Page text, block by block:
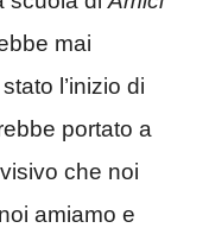
mai
l’inizio di
portato a
che noi
amiamo e